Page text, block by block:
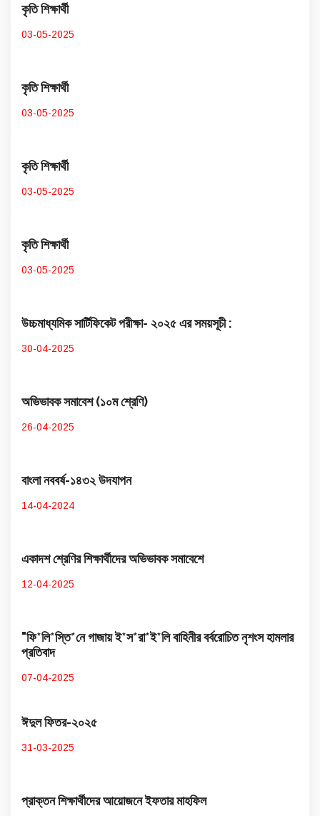
কৃতি শিক্ষার্থী
03-05-2025
কৃতি শিক্ষার্থী
03-05-2025
কৃতি শিক্ষার্থী
03-05-2025
কৃতি শিক্ষার্থী
03-05-2025
উচ্চমাধ্যমিক সার্টিফিকেট পরীক্ষা- ২০২৫ এর সময়সূচী :
30-04-2025
অভিভাবক সমাবেশ (১০ম শ্রেণি)
26-04-2025
বাংলা নববর্ষ-১৪৩২ উদযাপন
14-04-2024
একাদশ শ্রেণির শিক্ষার্থীদের অভিভাবক সমাবেশে
12-04-2025
"ফি*লি*স্তি*নে গাজায় ই*স*রা*ই*লি বাহিনীর বর্বরোচিত নৃশংস হামলার
প্রতিবাদ
07-04-2025
ঈদুল ফিতর-২০২৫
31-03-2025
প্রাক্তন শিক্ষার্থীদের আয়োজনে ইফতার মাহফিল